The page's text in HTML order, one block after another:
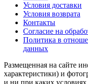
Условия доставки
Условия возврата
Контакты
Согласие на
Политика в
данных
Размещенная на сайте
характеристики) и
и ни при каких